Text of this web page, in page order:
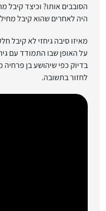
הסובבים אותו? וכיצד
היה לאחרים שהוא קיבל
מאיזו סיבה גיחזי לא קיבל
על האופן שבו התמודד עם
בדיוק כפי שיהושע בן
לחזור בתשובה.